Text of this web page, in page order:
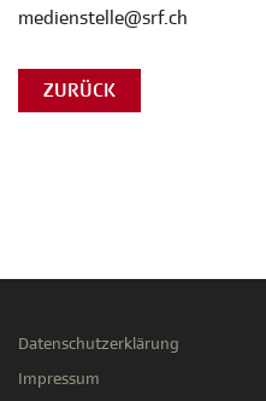
medienstelle@srf.ch
ZURÜCK
Datenschutzerklärung
Impressum